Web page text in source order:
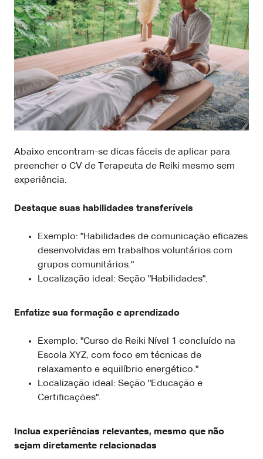
Abaixo encontram-se dicas fáceis de aplicar para
preencher o CV de Terapeuta de Reiki mesmo sem
experiência.
Destaque suas habilidades transferíveis
Exemplo: "Habilidades de comunicação eficazes
desenvolvidas em trabalhos voluntários com
grupos comunitários."
Localização ideal: Seção "Habilidades".
Enfatize sua formação e aprendizado
Exemplo: "Curso de Reiki Nível 1 concluído na
Escola XYZ, com foco em técnicas de
relaxamento e equilíbrio energético."
Localização ideal: Seção "Educação e
Certificações".
Inclua experiências relevantes, mesmo que não
sejam diretamente relacionadas